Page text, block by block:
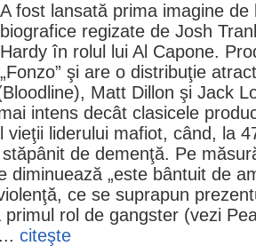
A fost lansată prima imagine de
biografice regizate de Josh
Hardy în rolul lui Al Capone.
„Fonzo” şi are o distribuţie
Matt Dillon şi Jack
intens decât clasicele
vieţii liderului mafiot, când, la
de demenţă. Pe
diminuează „este bântuit de
ce se suprapun
rol de gangster (vezi
... citeşte